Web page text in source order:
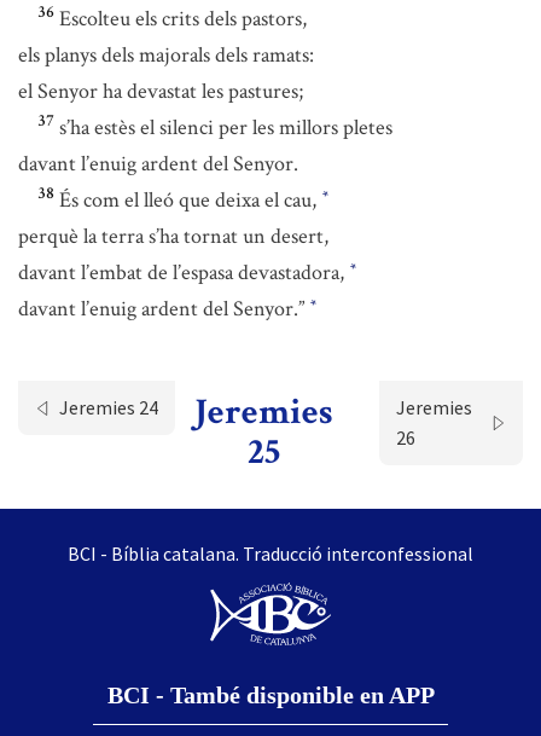
36 Escolteu els crits dels pastors,
els planys dels majorals dels ramats:
el Senyor ha devastat les pastures;
37 s’ha estès el silenci per les millors pletes
davant l’enuig ardent del Senyor.
38 És com el lleó que deixa el cau, *
perquè la terra s’ha tornat un desert,
davant l’embat de l’espasa devastadora, *
davant l’enuig ardent del Senyor.” *
Jeremies 24
Jeremies
25
Jeremies
26
BCI - Bíblia catalana. Traducció interconfessional
BCI - També disponible en APP